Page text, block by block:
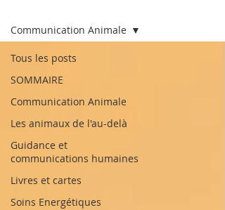
Tous les posts
SOMMAIRE
Communication Animale
Les animaux de l'au-delà
Guidance et
communications humaines
Livres et cartes
Soins Energétiques
Communication Animale